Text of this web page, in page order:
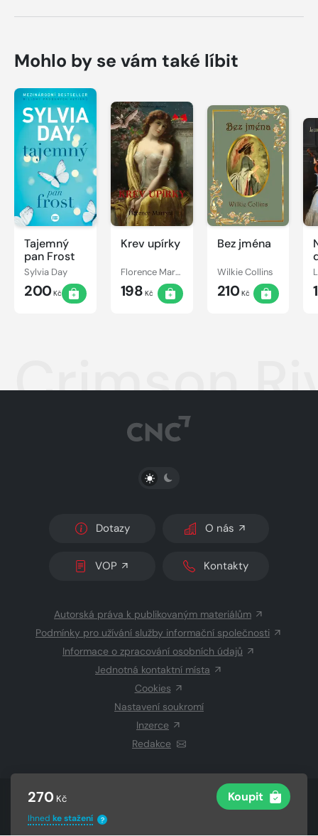
270 Kč Koupit
Ihned ke stažení ?
Mohlo by se vám také líbit
Tajemný
pan Frost
Sylvia Day
200Kč
Krev upírky
Florence Marryat
198 Kč
Bez jména
Wilkie Collins
210Kč
Crimson
PŘEPNOUT SVĚTLÝ/TMAVÝ REŽIM
Dotazy O nás
VOP Kontakty
Autorská práva k publikovaným materiálům
Podmínky pro užívání služby informační společnosti
Informace o zpracování osobních údajů
Jednotná kontaktní místa
Cookies
Nastavení soukromí
Inzerce
Redakce
© 2026 Copyright CZECH NEWS CENTER a.s.a dodavatelé
Vysázeno